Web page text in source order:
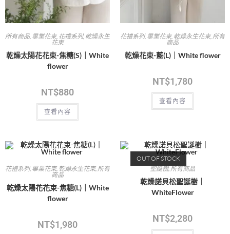
所有商品, 畢業花束, 花禮系列, 乾燥永生
花束
乾燥太陽花花束-焦糖(S)｜White
flower
NT$880
查看內容
花禮系列, 畢業花束, 乾燥永生花束,所有
商品
乾燥花束-藍(L)｜White flower
NT$1,780
查看內容
花禮系列, 畢業花束, 乾燥永生花束,所有
商品
乾燥太陽花花束-焦糖(L)｜White
flower
NT$1,980
OUT OF STOCK
聖誕樹,所有商品
乾燥諾貝松聖誕樹｜
WhiteFlower
NT$2,280